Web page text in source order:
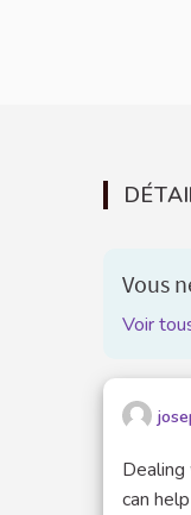
Vous
Voir
Dealing
can